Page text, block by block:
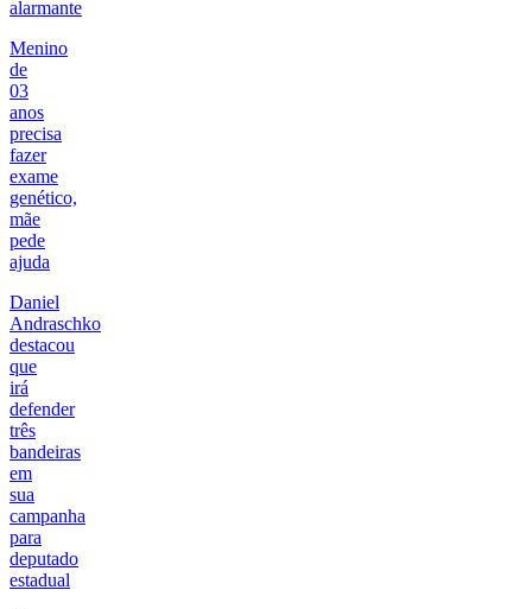
alarmante
Menino
de
03
anos
precisa
fazer
exame
genético,
mãe
pede
ajuda
Daniel
Andraschko
destacou
que
irá
defender
três
bandeiras
em
sua
campanha
para
deputado
estadual